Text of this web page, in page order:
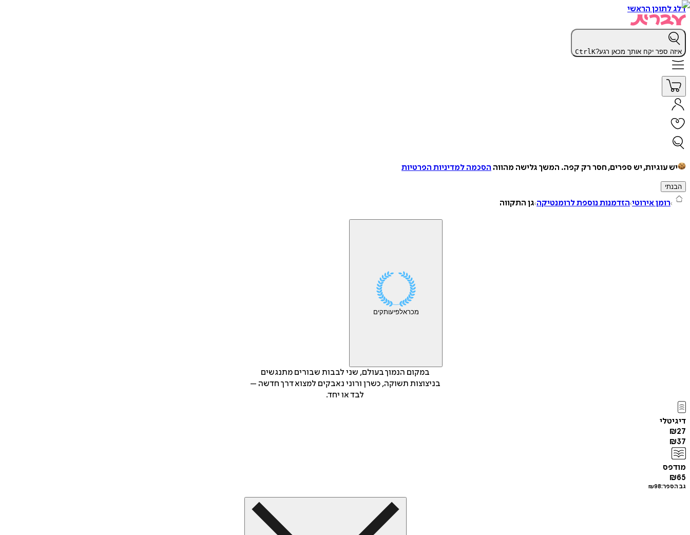
דלג לתוכן הראשי
איזה ספר יקח אותך מכאן רגע? CtrlK
יש עוגיות, יש ספרים, חסר רק קפה. המשך גלישה מהווה הסכמה למדיניות הפרטיות
הבנתי
רומן אירוטי הזדמנות נוספת לרומנטיקה גן התקווה
מכראלפיעותקים
במקום הנמוך בעולם, שני לבבות שבורים מתנגשים
בניצוצות תשוקה, כשרן ורוני נאבקים למצוא דרך חדשה –
לבד או יחד.
דיגיטלי
₪27
₪37
מודפס
₪65
גב הספר: ₪98